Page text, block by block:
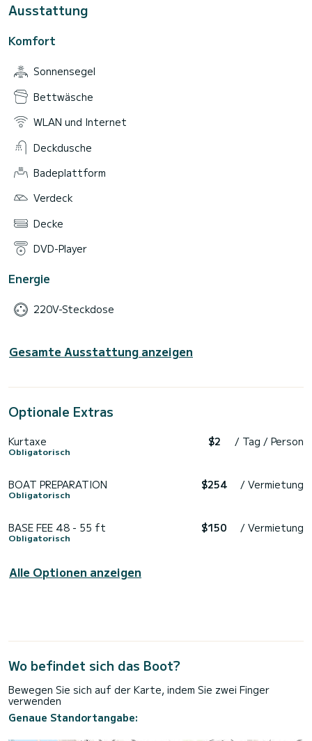
Ausstattung
Komfort
Sonnensegel
Bettwäsche
WLAN und Internet
Deckdusche
Badeplattform
Verdeck
Decke
DVD-Player
Energie
220V-Steckdose
Gesamte Ausstattung anzeigen
Optionale Extras
Kurtaxe
Obligatorisch
$2 / Tag / Person
BOAT PREPARATION
Obligatorisch
$254 / Vermietung
BASE FEE 48 - 55 ft
Obligatorisch
$150 / Vermietung
Alle Optionen anzeigen
Wo befindet sich das Boot?
Bewegen Sie sich auf der Karte, indem Sie zwei Finger
verwenden
Genaue Standortangabe: